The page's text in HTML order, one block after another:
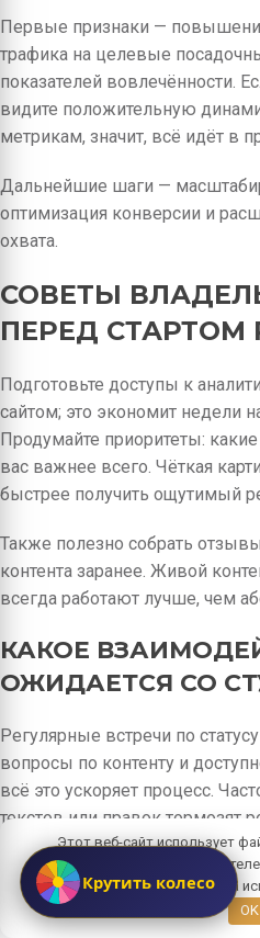
Первые признаки —
трафика на целевые
показателей вовлечённости.
видите положительную
метрикам, значит, всё идёт в
Дальнейшие шаги —
оптимизация конверсии и
охвата.
СОВЕТЫ
ПЕРЕД СТАРТОМ
Подготовьте доступы к
сайтом; это экономит недели
Продумайте приоритеты:
вас важнее всего. Чёткая
быстрее получить ощутимый
Также полезно собрать
контента заранее. Живой
всегда работают лучше, чем
КАКОЕ
ОЖИДАЕТСЯ СО
Регулярные встречи по
вопросы по контенту и
всё это ускоряет процесс.
текстов или правок тормозят
при планировании.
Наличие единого контактного
помогает централизации
Крутить колесо
Этот веб-сайт использует
взаимодействия с
сайтом, вы даете согласие на
OK